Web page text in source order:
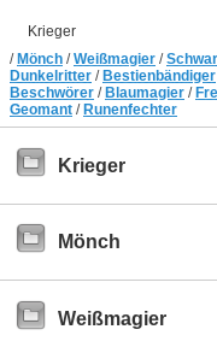
Krieger
/Mönch /Weißmagier /
Dunkelritter /Bestienbändiger
Beschwörer /Blaumagier /
Geomant /Runenfechter
Krieger
Mönch
Weißmagier